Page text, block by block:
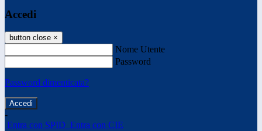
Accedi
button close ×
Nome Utente
Password
Password dimenticata?
-
Entra con SPID Entra con CIE